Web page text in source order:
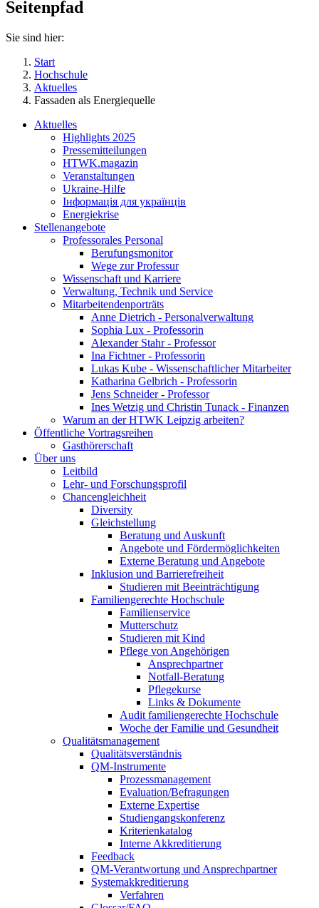
Seitenpfad
Sie sind hier:
Start
Hochschule
Aktuelles
Fassaden als Energiequelle
Aktuelles
Highlights 2025
Pressemitteilungen
HTWK.magazin
Veranstaltungen
Ukraine-Hilfe
Інформація для українців
Energiekrise
Stellenangebote
Professorales Personal
Berufungsmonitor
Wege zur Professur
Wissenschaft und Karriere
Verwaltung, Technik und Service
Mitarbeitendenporträts
Anne Dietrich - Personalverwaltung
Sophia Lux - Professorin
Alexander Stahr - Professor
Ina Fichtner - Professorin
Lukas Kube - Wissenschaftlicher Mitarbeiter
Katharina Gelbrich - Professorin
Jens Schneider - Professor
Ines Wetzig und Christin Tunack - Finanzen
Warum an der HTWK Leipzig arbeiten?
Öffentliche Vortragsreihen
Gasthörerschaft
Über uns
Leitbild
Lehr- und Forschungsprofil
Chancengleichheit
Diversity
Gleichstellung
Beratung und Auskunft
Angebote und Fördermöglichkeiten
Externe Beratung und Angebote
Inklusion und Barrierefreiheit
Studieren mit Beeinträchtigung
Familiengerechte Hochschule
Familienservice
Mutterschutz
Studieren mit Kind
Pflege von Angehörigen
Ansprechpartner
Notfall-Beratung
Pflegekurse
Links & Dokumente
Audit familiengerechte Hochschule
Woche der Familie und Gesundheit
Qualitätsmanagement
Qualitätsverständnis
QM-Instrumente
Prozessmanagement
Evaluation/Befragungen
Externe Expertise
Studiengangskonferenz
Kriterienkatalog
Interne Akkreditierung
Feedback
QM-Verantwortung und Ansprechpartner
Systemakkreditierung
Verfahren